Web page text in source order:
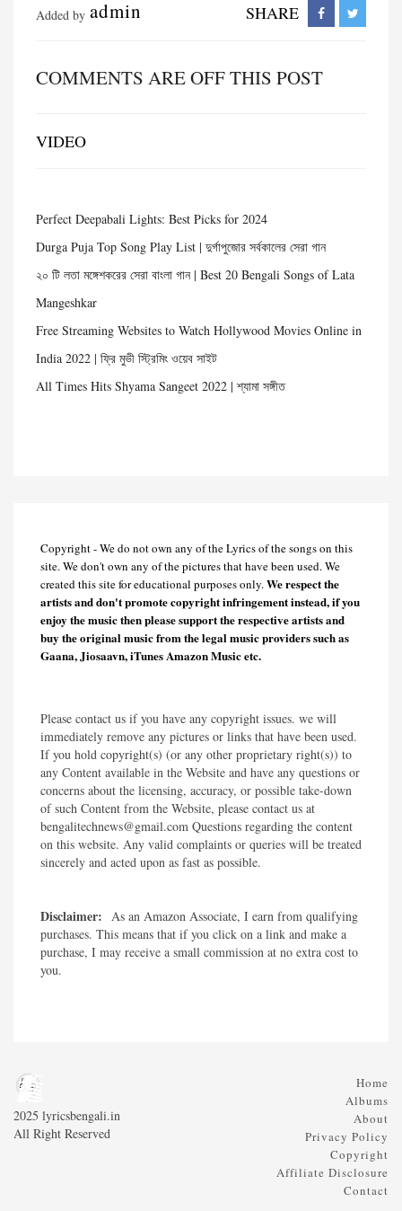
Added by admin SHARE
COMMENTS ARE OFF THIS POST
VIDEO
Perfect Deepabali Lights: Best Picks for 2024
Durga Puja Top Song Play List | দুর্গাপুজোর সর্বকালের সেরা গান
২০ টি লতা মঙ্গেশকরের সেরা বাংলা গান | Best 20 Bengali Songs of Lata
Mangeshkar
Free Streaming Websites to Watch Hollywood Movies Online in
India 2022 | ফ্রি মুভী স্ট্রিমিং ওয়েব সাইট
All Times Hits Shyama Sangeet 2022 | শ্যামা সঙ্গীত
Copyright - We do not own any of the Lyrics of the songs on this
site. We don't own any of the pictures that have been used. We
created this site for educational purposes only.We respect the
artists and don't promote copyright infringement instead, if you
enjoy the music then please support the respective artists and
buy the original music from the legal music providers such as
Gaana, Jiosaavn, iTunes Amazon Music etc.
Please contact us if you have any copyright issues. we will
immediately remove any pictures or links that have been used.
If you hold copyright(s) (or any other proprietary right(s)) to
any Content available in the Website and have any questions or
concerns about the licensing, accuracy, or possible take-down
of such Content from the Website, please contact us at
bengalitechnews@gmail.com Questions regarding the content
on this website. Any valid complaints or queries will be treated
sincerely and acted upon as fast as possible.​
Disclaimer: As an Amazon Associate, I earn from qualifying
purchases. This means that if you click on a link and make a
purchase, I may receive a small commission at no extra cost to
you.
2025 lyricsbengali.in
All Right Reserved
Home
Albums
About
Privacy Policy
Copyright
Affiliate Disclosure
Contact